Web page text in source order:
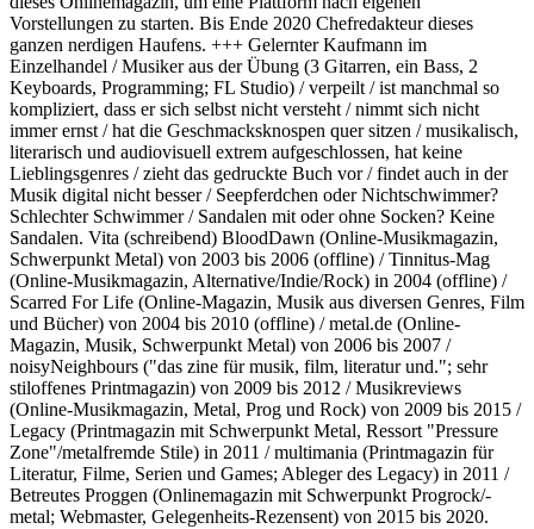
Vorstellungen zu starten. Bis Ende 2020 Chefredakteur dieses
ganzen nerdigen Haufens. +++ Gelernter Kaufmann im
Einzelhandel / Musiker aus der Übung (3 Gitarren, ein Bass, 2
Keyboards, Programming; FL Studio) / verpeilt / ist manchmal so
kompliziert, dass er sich selbst nicht versteht / nimmt sich nicht
immer ernst / hat die Geschmacksknospen quer sitzen / musikalisch,
literarisch und audiovisuell extrem aufgeschlossen, hat keine
Lieblingsgenres / zieht das gedruckte Buch vor / findet auch in der
Musik digital nicht besser / Seepferdchen oder Nichtschwimmer?
Schlechter Schwimmer / Sandalen mit oder ohne Socken? Keine
Sandalen. Vita (schreibend) BloodDawn (Online-Musikmagazin,
Schwerpunkt Metal) von 2003 bis 2006 (offline) / Tinnitus-Mag
(Online-Musikmagazin, Alternative/Indie/Rock) in 2004 (offline) /
Scarred For Life (Online-Magazin, Musik aus diversen Genres, Film
und Bücher) von 2004 bis 2010 (offline) / metal.de (Online-
Magazin, Musik, Schwerpunkt Metal) von 2006 bis 2007 /
noisyNeighbours ("das zine für musik, film, literatur und."; sehr
stiloffenes Printmagazin) von 2009 bis 2012 / Musikreviews
(Online-Musikmagazin, Metal, Prog und Rock) von 2009 bis 2015 /
Legacy (Printmagazin mit Schwerpunkt Metal, Ressort "Pressure
Zone"/metalfremde Stile) in 2011 / multimania (Printmagazin für
Literatur, Filme, Serien und Games; Ableger des Legacy) in 2011 /
Betreutes Proggen (Onlinemagazin mit Schwerpunkt Progrock/-
metal; Webmaster, Gelegenheits-Rezensent) von 2015 bis 2020.